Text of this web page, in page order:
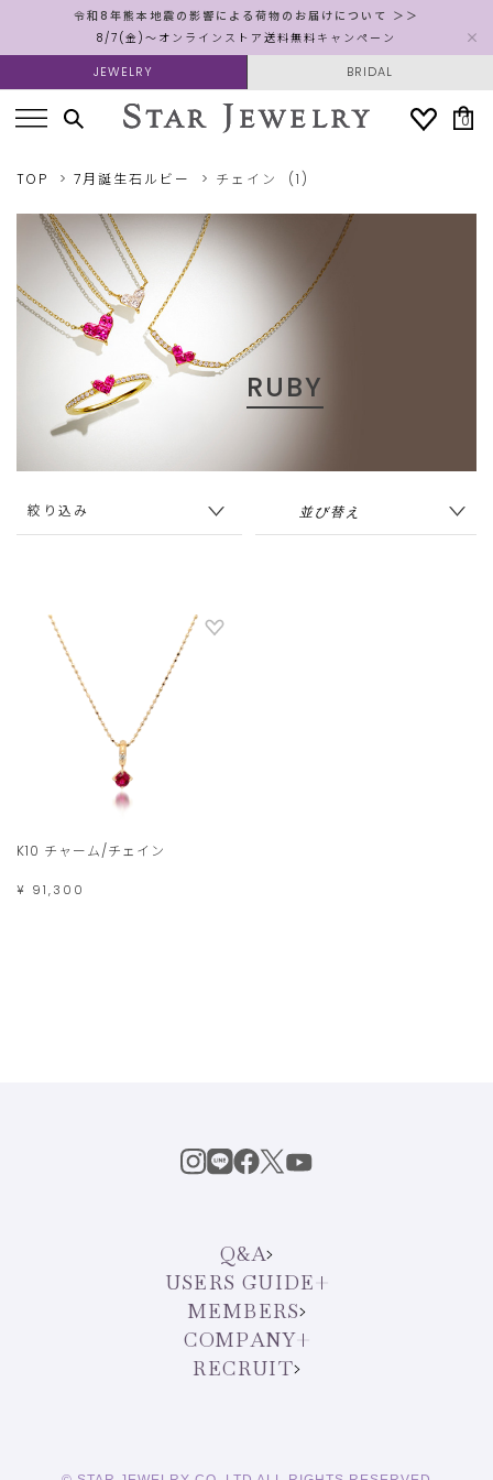
令和8年熊本地震の影響による荷物のお届けについて ＞＞
8/7(金)～オンラインストア送料無料キャンペーン
JEWELRY BRIDAL
0
TOP 7月誕生石ルビー チェイン (1)
RUBY
絞り込み
K10 チャーム/チェイン
¥ 91,300
Q&A
USERS GUIDE
MEMBERS
COMPANY
RECRUIT